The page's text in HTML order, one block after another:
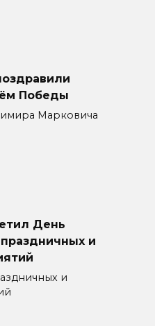
Победы
Марковича
День
и
и